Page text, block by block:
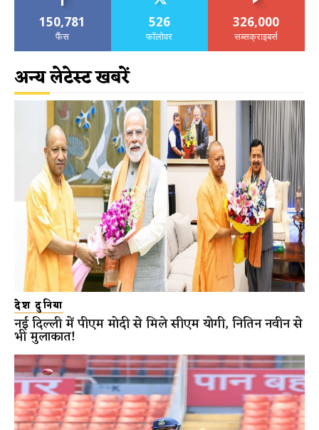
150,781
फैंस
526
फॉलोवर
326,000
सब्सक्राइबर्स
अन्य लेटेस्ट खबरें
देश दुनिया
नई दिल्ली में पीएम मोदी से मिले सीएम योगी, नितिन नवीन से
भी मुलाकात!